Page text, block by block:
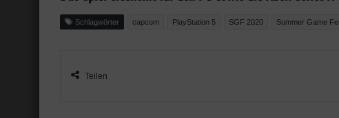
Schlagwörter capcom PlayStation 5 SGF 2020 Summer Game
Teilen